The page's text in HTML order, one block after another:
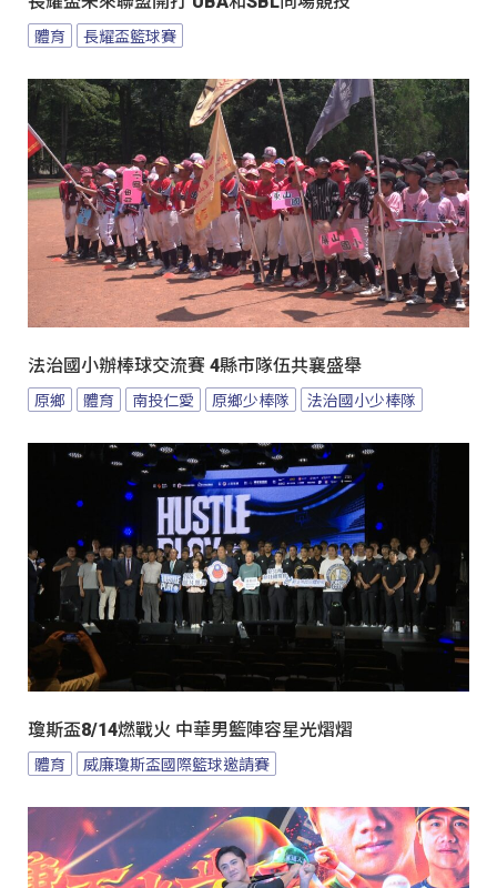
體育 長耀盃籃球賽
法治國小辦棒球交流賽 4縣市隊伍共襄盛舉
原鄉 體育 南投仁愛 原鄉少棒隊 法治國小少棒隊
瓊斯盃8/14燃戰火 中華男籃陣容星光熠熠
體育 威廉瓊斯盃國際籃球邀請賽